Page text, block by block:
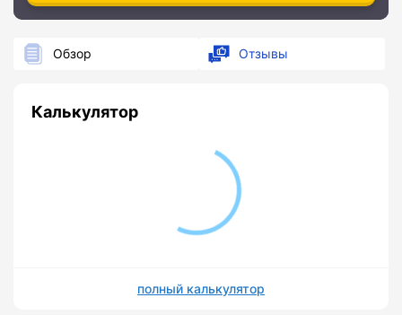
Обзор Отзывы
Калькулятор
полный калькулятор